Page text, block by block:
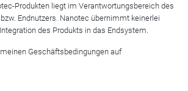
Produkten liegt im Verantwortungsbereich des
Endnutzers. Nanotec übernimmt keinerlei
des Produkts in das Endsystem.
Geschäftsbedingungen auf